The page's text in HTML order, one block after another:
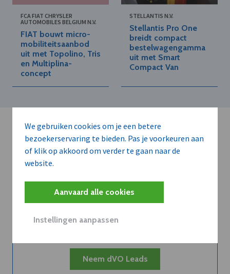
We gebruiken cookies om je een betere
bezoekerservaring te bieden. Pas je voorkeuren aan
of klik op akkoord om verder te gaan naar de
website.
Aanvaard alle cookies
Instellingen aanpassen
FCA FIAT CHRYSLER
AUTOMOBILES BELGIUM N.V.
FIAT bouwt micro-
mobiliteitsaanbod
uit met Topolino, Tris
en Multiplina-
concept
STELLANTIS N.V.
Stellantis Pro One
breidt compact
bestelwagengamma
uit met Smart
Compact Van
Kort de voordelen
van een
abonnement...
Neem dVO Leads